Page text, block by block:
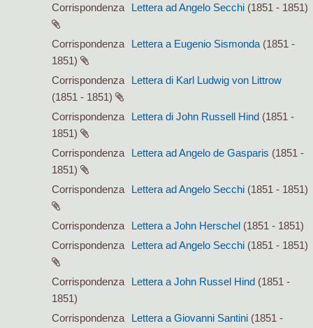
Corrispondenza Lettera ad Angelo Secchi (1851 - 1851)
Corrispondenza Lettera a Eugenio Sismonda (1851 -
1851)
Corrispondenza
Lettera di Karl Ludwig von Littrow
(1851 - 1851)
Corrispondenza
Lettera di John Russell Hind (1851 -
1851)
Corrispondenza
Lettera ad Angelo de Gasparis (1851 -
1851)
Corrispondenza
Lettera ad Angelo Secchi (1851 - 1851)
Corrispondenza Lettera a John Herschel (1851 - 1851)
Corrispondenza
Lettera ad Angelo Secchi (1851 - 1851)
Corrispondenza Lettera a John Russel Hind (1851 -
1851)
Corrispondenza
Lettera a Giovanni Santini (1851 -